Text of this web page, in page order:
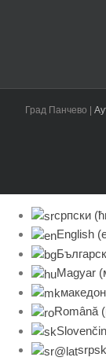
Град Панчево |
српски
English (
Magyar (
Română(